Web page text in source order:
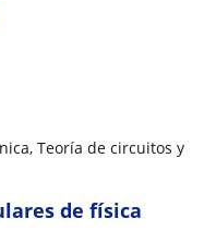
Teoría de circuitos y
de física